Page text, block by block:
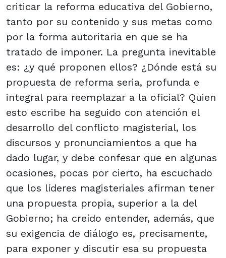
criticar la reforma educativa del Gobierno,
tanto por su contenido y sus metas como
por la forma autoritaria en que se ha
tratado de imponer. La pregunta inevitable
es: ¿y qué proponen ellos? ¿Dónde está su
propuesta de reforma seria, profunda e
integral para reemplazar a la oficial? Quien
esto escribe ha seguido con atención el
desarrollo del conflicto magisterial, los
discursos y pronunciamientos a que ha
dado lugar, y debe confesar que en algunas
ocasiones, pocas por cierto, ha escuchado
que los líderes magisteriales afirman tener
una propuesta propia, superior a la del
Gobierno; ha creído entender, además, que
su exigencia de diálogo es, precisamente,
para exponer y discutir esa su propuesta